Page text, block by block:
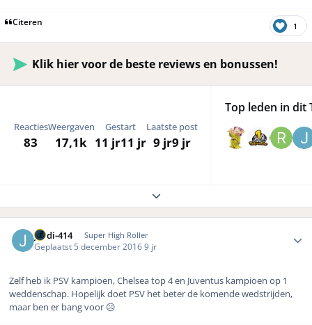
Citeren 1
Klik hier voor de beste reviews en bonussen!
Reacties
83
Weergaven
17,1k
Gestart
11 jr11 jr
Laatste post
9 jr9 jr
Top leden in dit
Expand topic overview
jordi-414 Super High Roller
Geplaatst 5 december 20169 jr
Zelf heb ik PSV kampioen, Chelsea top 4 en Juventus kampioen op 1
weddenschap. Hopelijk doet PSV het beter de komende wedstrijden,
maar ben er bang voor ☹️